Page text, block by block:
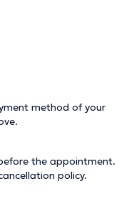
method of your
the appointment.
policy.